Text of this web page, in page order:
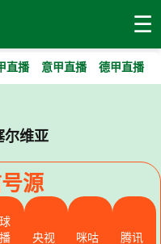
☰
直播 意甲直播 德甲直播
维亚
源
球
央视
咪咕
腾讯